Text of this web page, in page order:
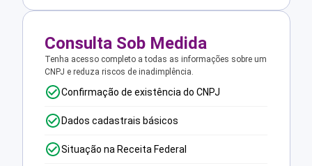
Consulta Sob Medida
Tenha acesso completo a todas as informações sobre um
CNPJ e reduza riscos de inadimplência.
Confirmação de existência do CNPJ
Dados cadastrais básicos
Situação na Receita Federal